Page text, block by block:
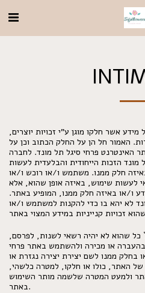
אשר חלקו מוגן ע"י זכויות יוצרים,
האמור חל הן על החלק הכתוב וכן על
האינטרנט פרחי סיגל תל מונד. לחברה
מונד הזכות הייחודית והבלעדית לעשות
חלק ממנו. משתמש ו/או רוכש ו/או
לעשות שימוש, באיזה אופן שהוא, אלא
ו/או באיזה חלק ממנו, המופיע באתר.
לא יהא בו כדי להקנות למשתמש ו/או
שהוא לא יהיה רשאי לשנות, לפרסם,
או מכירה ולהשתמש באתר פרחי
בחלק ממנו לשם יצירת יצירה נגזרת או
האתר, כולו או חלקו, למטרה כלשהי,
ולמעט המטרה שלשמה מותר השימוש
באתר.